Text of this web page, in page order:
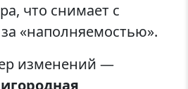
что снимает с
«наполняемостью».
изменений —